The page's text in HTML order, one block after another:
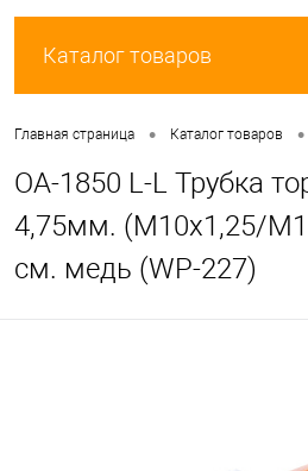
Каталог товаров
Главная страница • Каталог товаров •
OA-1850 L-L Трубка
4,75мм. (М10х1,25/
см. медь (WP-227)